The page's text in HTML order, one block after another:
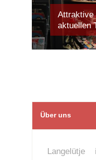
aktuellen
Über uns